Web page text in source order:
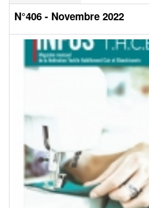
N°406 - Novembre 2022